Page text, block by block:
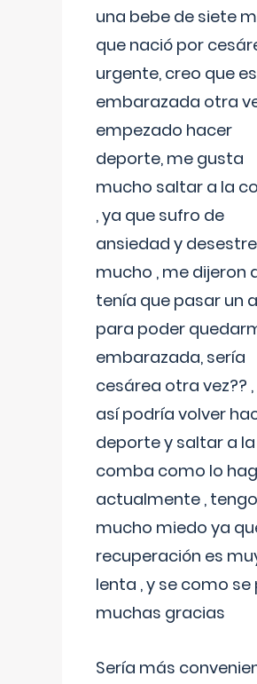
una bebe de siete
que nació por
urgente, creo que
embarazada otra
empezado hacer
deporte, me gusta
mucho saltar a la
, ya que sufro de
ansiedad y
mucho , me dijeron
tenía que pasar un
para poder
embarazada, sería
cesárea otra vez?? ,
así podría volver
deporte y saltar a la
comba como lo
actualmente , tengo
mucho miedo ya
recuperación es
lenta , y se como se
muchas gracias
Sería más